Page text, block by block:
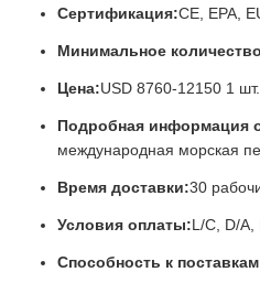
Сертификация:CE, EPA,
Минимальное
Цена:USD 8760-12150 1 шт.
Подробная информация
международная морская
Время доставки:30
Условия оплаты:L/C, D/A,
Способность к